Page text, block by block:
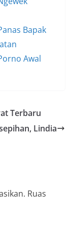
Bapak
Awal
Terbaru
Lindia
Ruas